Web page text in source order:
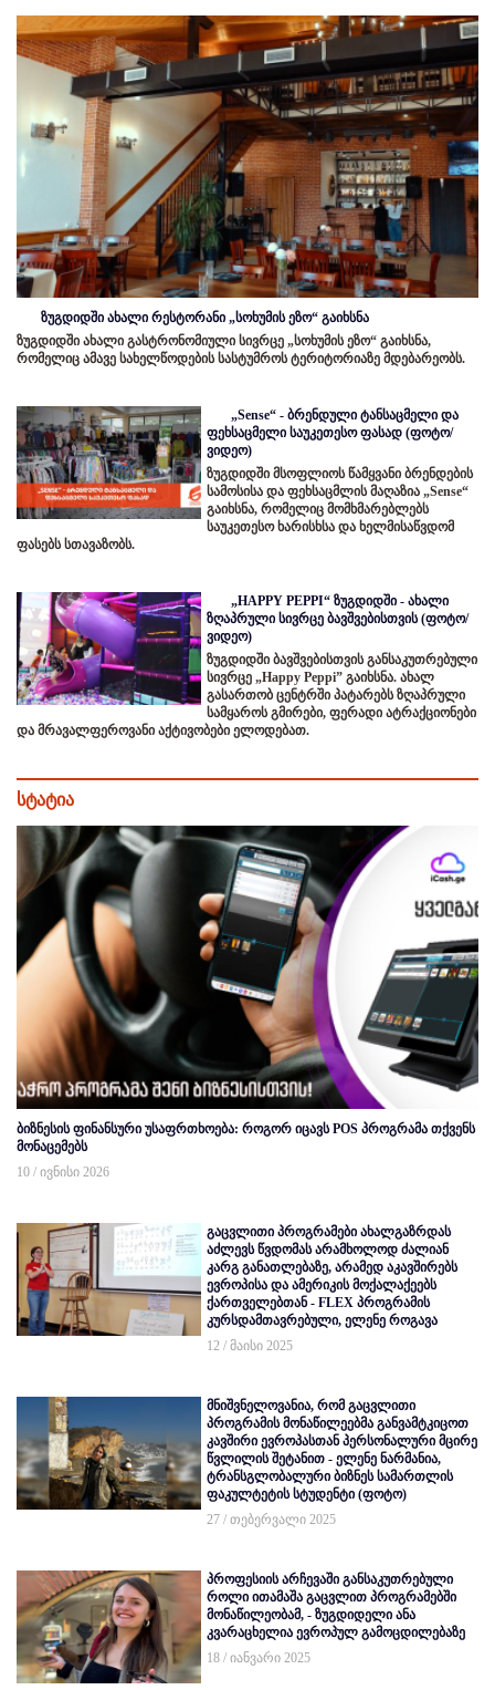
ზუგდიდში ახალი რესტორანი „სოხუმის ეზო“ გაიხსნა
ზუგდიდში ახალი გასტრონომიული სივრცე „სოხუმის ეზო“ გაიხსნა,
რომელიც ამავე სახელწოდების სასტუმროს ტერიტორიაზე მდებარეობს.
„Sense“ - ბრენდული ტანსაცმელი და
ფეხსაცმელი საუკეთესო ფასად (ფოტო/
ვიდეო)
ზუგდიდში მსოფლიოს წამყვანი ბრენდების
სამოსისა და ფეხსაცმლის მაღაზია „Sense“
გაიხსნა, რომელიც მომხმარებლებს
საუკეთესო ხარისხსა და ხელმისაწვდომ
ფასებს სთავაზობს.
„HAPPY PEPPI“ ზუგდიდში - ახალი
ზღაპრული სივრცე ბავშვებისთვის (ფოტო/
ვიდეო)
ზუგდიდში ბავშვებისთვის განსაკუთრებული
სივრცე „Happy Peppi” გაიხსნა. ახალ
გასართობ ცენტრში პატარებს ზღაპრული
სამყაროს გმირები, ფერადი ატრაქციონები
და მრავალფეროვანი აქტივობები ელოდებათ.
სტატია
ბიზნესის ფინანსური უსაფრთხოება: როგორ იცავს POS პროგრამა თქვენს
მონაცემებს
10 / ივნისი 2026
გაცვლითი პროგრამები ახალგაზრდას
აძლევს წვდომას არამხოლოდ ძალიან
კარგ განათლებაზე, არამედ აკავშირებს
ევროპისა და ამერიკის მოქალაქეებს
ქართველებთან - FLEX პროგრამის
კურსდამთავრებული, ელენე როგავა
12 / მაისი 2025
მნიშვნელოვანია, რომ გაცვლითი
პროგრამის მონაწილეებმა განვამტკიცოთ
კავშირი ევროპასთან პერსონალური მცირე
წვლილის შეტანით - ელენე ნარმანია,
ტრანსგლობალური ბიზნეს სამართლის
ფაკულტეტის სტუდენტი (ფოტო)
27 / თებერვალი 2025
პროფესიის არჩევაში განსაკუთრებული
როლი ითამაშა გაცვლით პროგრამებში
მონაწილეობამ, - ზუგდიდელი ანა
კვარაცხელია ევროპულ გამოცდილებაზე
18 / იანვარი 2025